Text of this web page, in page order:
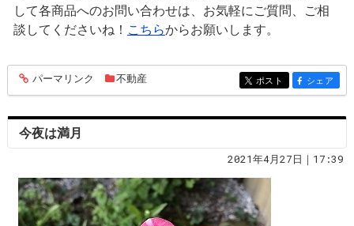
して各商品へのお問い合わせは、お気軽にご質問、ご相
談してくださいね！ こちらからお願いします。
entry669
パーマリンク 不動産 entry669
ポスト entry669
シェア
今夜は満月
2021年4月27日｜17:39